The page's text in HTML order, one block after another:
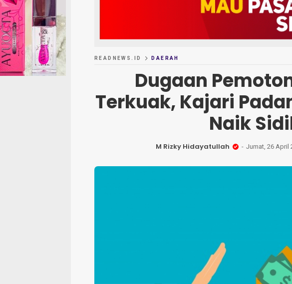
READNEWS.ID DAERAH
Dugaan
Terkuak, Kajari
Naik
M Rizky Hidayatullah Jumat, 26 April